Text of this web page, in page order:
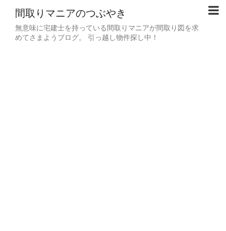
間取りマニアのつぶやき
無意味に宅建士を持っている間取りマニアが間取り図を求
めてさまようブログ。 引っ越し物件探し中！